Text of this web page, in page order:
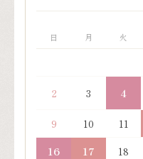
日 月 火
2 3 4
9 10 11
16
17 18